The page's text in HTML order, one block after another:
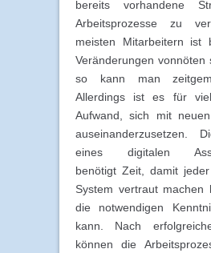
bereits vorhandene
Arbeitsprozesse zu
meisten Mitarbeitern ist
Veränderungen vonnöten
so kann man
Allerdings ist es für
Aufwand, sich mit neuen
auseinanderzusetzen.
eines digitalen
benötigt Zeit, damit
System vertraut machen
die notwendigen
kann. Nach
können die